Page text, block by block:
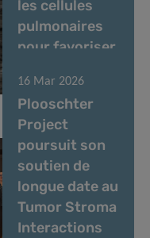
les cellules
pulmonaires
pour favoriser
métastases
16 Mar 2026
Plooschter
Project
poursuit son
soutien de
longue date au
Tumor Stroma
Interactions